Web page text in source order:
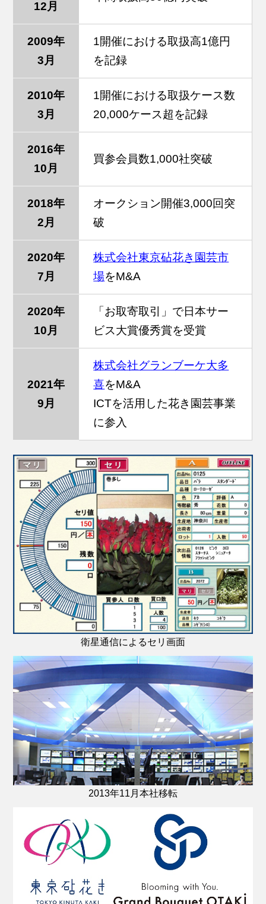
12月
2009年
3月
1開催における取扱高1億円
を記録
2010年
3月
1開催における取扱ケース数
20,000ケース超を記録
2016年
10月
買参会員数1,000社突破
2018年
2月
オークション開催3,000回突
破
2020年
7月
株式会社東京砧花き園芸市
場をM&A
2020年
10月
「お取寄取引」で日本サー
ビス大賞優秀賞を受賞
2021年
9月
株式会社グランブーケ大多
喜をM&A
ICTを活用した花き園芸事業
に参入
衛星通信によるセリ画面
2013年11月本社移転